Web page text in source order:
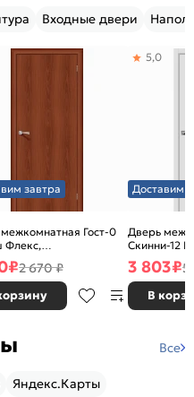
Входные двери
завтра
Гост-0
Л-11
глухая, каркасно-
₽2 670 ₽
Доставим
Дверь
Скинни-12
глухая,
5,0
3 803₽5
В
Все
Яндекс.Карты